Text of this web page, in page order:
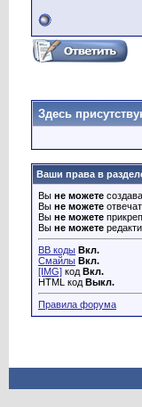
Здесь
Ваши права в
Вы не можете
Вы не можете
Вы не можете
Вы не можете
BB коды Вкл.
Смайлы Вкл.
[IMG] код Вкл.
HTML код Выкл.
Правила форума